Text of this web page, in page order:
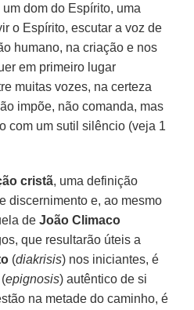
dom do Espírito, uma
o Espírito, escutar a voz de
humano, na criação e nos
em primeiro lugar
muitas vozes, na certeza
impõe, não comanda, mas
com um sutil silêncio (veja 1
cristã, uma definição
discernimento e, ao mesmo
deJoão Climaco
que resultarão úteis a
(diakrisis) nos iniciantes, é
epignosis) autêntico de si
na metade do caminho, é